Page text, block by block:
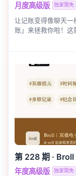
月度高级版 独家限免
让记账变得像聊天一
账」来拯救你啦！
第 228 期 · Broll
年度高级版 独家限免